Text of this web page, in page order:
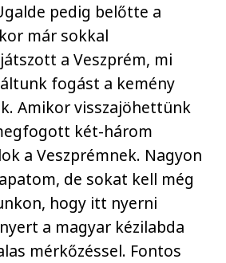
pedig belőtte a
már sokkal
a Veszprém, mi
fogást a kemény
Amikor visszajöhettünk
két-három
a Veszprémnek. Nagyon
de sokat kell még
hogy itt nyerni
a magyar kézilabda
mérkőzéssel. Fontos